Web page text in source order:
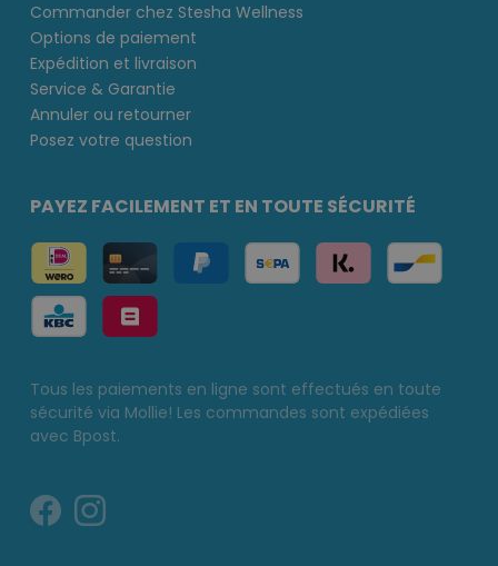
Commander chez Stesha Wellness
Options de paiement
Expédition et livraison
Service & Garantie
Annuler ou retourner
Posez votre question
PAYEZ FACILEMENT ET EN TOUTE SÉCURITÉ
Tous les paiements en ligne sont effectués en toute
sécurité via Mollie! Les commandes sont expédiées
avec Bpost.